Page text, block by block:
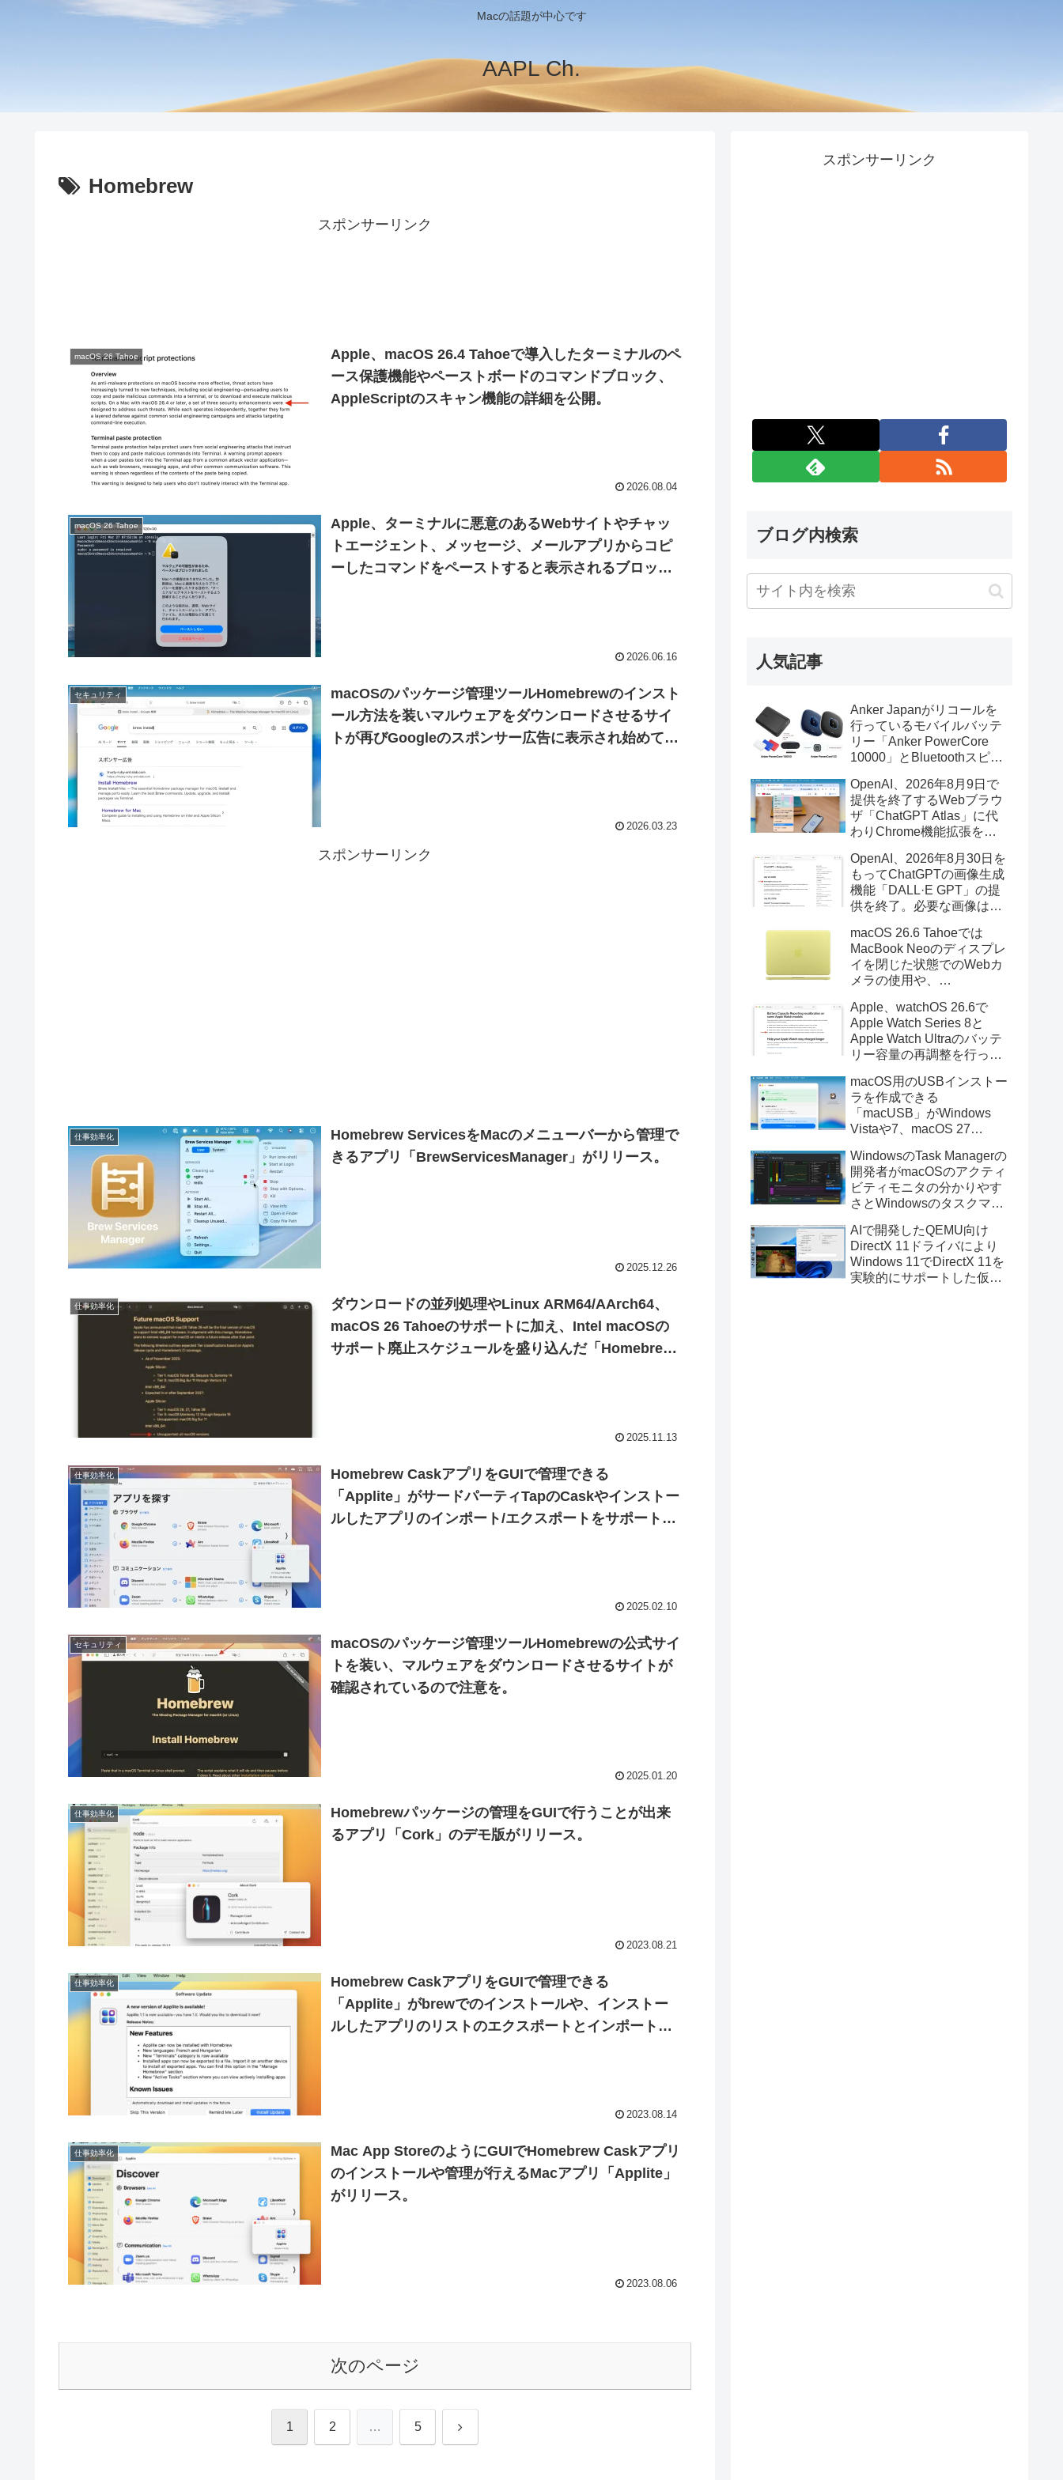
Macの話題が中心です
AAPL Ch.
Homebrew
スポンサーリンク
macOS 26 Tahoe
Apple、macOS 26.4 Tahoeで導入したターミナルのペ
ース保護機能やペーストボードのコマンドブロック、
AppleScriptのスキャン機能の詳細を公開。
2026.08.04
macOS 26 Tahoe
Apple、ターミナルに悪意のあるWebサイトやチャッ
トエージェント、メッセージ、メールアプリからコピ
ーしたコマンドをペーストすると表示されるブロック
2026.06.16
セキュリティ
macOSのパッケージ管理ツールHomebrewのインスト
ール方法を装いマルウェアをダウンロードさせるサイ
トが再びGoogleのスポンサー広告に表示され始めてい
2026.03.23
スポンサーリンク
仕事効率化
Homebrew ServicesをMacのメニューバーから管理で
きるアプリ「BrewServicesManager」がリリース。
2025.12.26
仕事効率化
ダウンロードの並列処理やLinux ARM64/AArch64、
macOS 26 Tahoeのサポートに加え、Intel macOSの
サポート廃止スケジュールを盛り込んだ「Homebrew
2025.11.13
仕事効率化
Homebrew CaskアプリをGUIで管理できる
「Applite」がサードパーティTapのCaskやインストー
ルしたアプリのインポート/エクスポートをサポート
2025.02.10
セキュリティ
macOSのパッケージ管理ツールHomebrewの公式サイ
トを装い、マルウェアをダウンロードさせるサイトが
確認されているので注意を。
2025.01.20
仕事効率化
Homebrewパッケージの管理をGUIで行うことが出来
るアプリ「Cork」のデモ版がリリース。
2023.08.21
仕事効率化
Homebrew CaskアプリをGUIで管理できる
「Applite」がbrewでのインストールや、インストー
ルしたアプリのリストのエクスポートとインポートに
2023.08.14
仕事効率化
Mac App StoreのようにGUIでHomebrew Caskアプリ
のインストールや管理が行えるMacアプリ「Applite」
がリリース。
2023.08.06
次のページ
1 2 … 5 次
スポンサーリンク
ブログ内検索
人気記事
Anker Japanがリコールを
行っているモバイルバッテ
リー「Anker PowerCore
10000」とBluetoothスピー
辺を焼損する火災が6月に3
件発生していたそうなので
注意を。
OpenAI、2026年8月9日で
提供を終了するWebブラウ
ザ「ChatGPT Atlas」に代
わりChrome機能拡張をア
画の質問やAsk ChatGPT機
能を追加。
OpenAI、2026年8月30日を
もってChatGPTの画像生成
機能「DALL·E GPT」の提
供を終了。必要な画像は期
macOS 26.6 Tahoeでは
MacBook Neoのディスプレ
イを閉じた状態でのWebカ
メラの使用や、
利用しMacBook Neoを復元
する際の安定性が向上。
Apple、watchOS 26.6で
Apple Watch Series 8と
Apple Watch Ultraのバッテ
リー容量の再調整を行った
macOS用のUSBインストー
ラを作成できる
「macUSB」がWindows
Vistaや7、macOS 27
トーラの作成に対応。
WindowsのTask Managerの
開発者がmacOSのアクティ
ビティモニタの分かりやす
さとWindowsのタスクマネ
Mac用システムモニタアプ
リ「Task Manager TMOG」
のBeta版を公開。
AIで開発したQEMU向け
DirectX 11ドライバにより
Windows 11でDirectX 11を
実験的にサポートした仮想